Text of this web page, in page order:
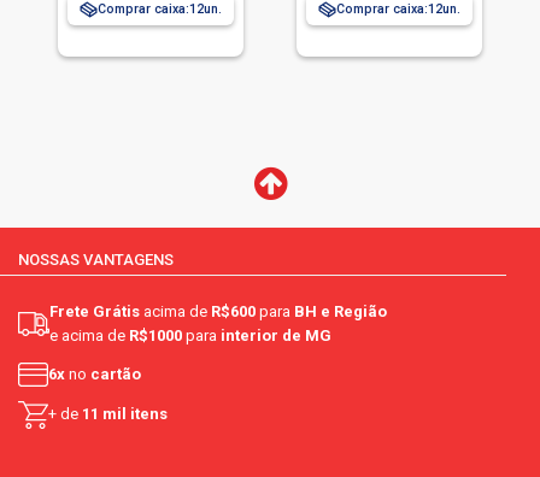
Comprar caixa:12 Comprar caixa:12
NOSSAS VANTAGENS
Frete Grátis acima de R$600 para BH e Região
e acima de R$1000 para interior de MG
6x no cartão
+ de 11 mil itens